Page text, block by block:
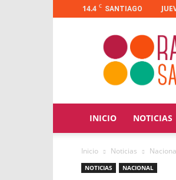
14.4 C SANTIAGO
INICIO NOTICIAS
Inicio Noticias
NOTICIAS NACIONAL